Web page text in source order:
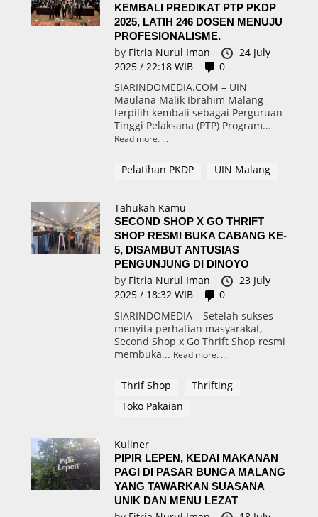
KEMBALI PREDIKAT PTP PKDP
2025, LATIH 246 DOSEN MENUJU
PROFESIONALISME.
by Fitria Nurul Iman
24 July
2025 / 22:18 WIB
0
SIARINDOMEDIA.COM – UIN
Maulana Malik Ibrahim Malang
terpilih kembali sebagai Perguruan
Tinggi Pelaksana (PTP) Program...
Read more.
Pelatihan PKDP UIN Malang
Tahukah Kamu
SECOND SHOP X GO THRIFT
SHOP RESMI BUKA CABANG KE-
5, DISAMBUT ANTUSIAS
PENGUNJUNG DI DINOYO
by Fitria Nurul Iman
23 July
2025 / 18:32 WIB
0
SIARINDOMEDIA – Setelah sukses
menyita perhatian masyarakat,
Second Shop x Go Thrift Shop resmi
membuka... Read more.
Thrif Shop
Thrifting
Toko Pakaian
Kuliner
PIPIR LEPEN, KEDAI MAKANAN
PAGI DI PASAR BUNGA MALANG
YANG TAWARKAN SUASANA
UNIK DAN MENU LEZAT